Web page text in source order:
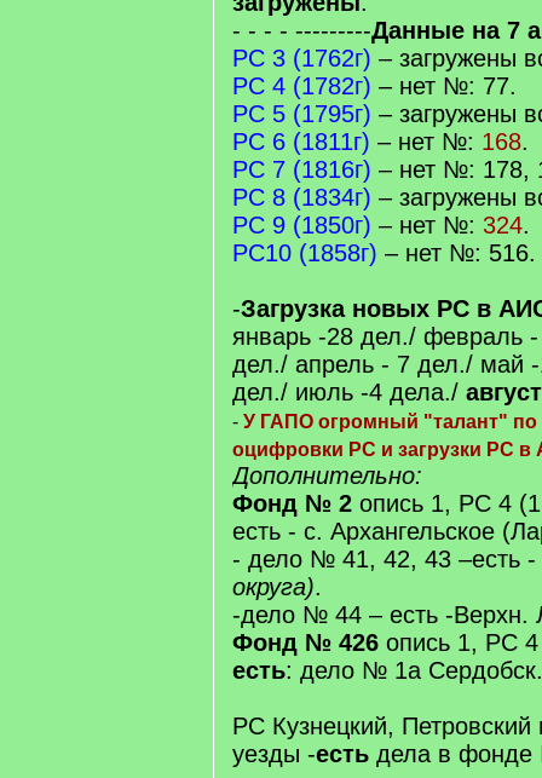
- - - - ---------Данные на 7
РС 3 (1762г) – загружены
РС 4 (1782г) – нет №: 77.
РС 5 (1795г) – загружены
РС 6 (1811г) – нет №: 168.
РС 7 (1816г) – нет №: 178,
РС 8 (1834г) – загружены
РС 9 (1850г) – нет №: 324.
РС10 (1858г) – нет №: 516.
-Загрузка новых РС в
январь -28 дел./ февраль
дел./ апрель - 7 дел./ май
дел./ июль -4 дела./
- У ГАПО огромный "талант" по
оцифровки РС и загрузки РС в
Дополнительно:
Фонд № 2 опись 1, РС 4
есть - с. Архангельское
- дело № 41, 42, 43 –есть -
округа).
-дело № 44 – есть -Верхн.
Фонд № 426 опись 1, РС 4
есть: дело № 1а Сердобск.
РС Кузнецкий, Петровский
уезды -есть дела в фонде